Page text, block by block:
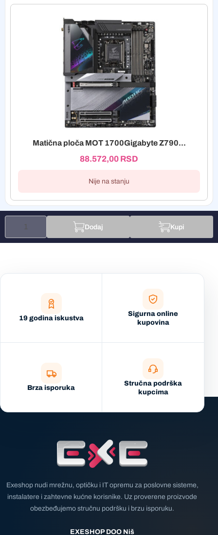
Matična ploča MOT 1700Gigabyte Z790...
88.572,00 RSD
Nije na stanju
Dodaj Kupi
19 godina iskustva
Sigurna online
kupovina
Brza isporuka
Stručna podrška
kupcima
Exeshop nudi mrežnu, optičku i IT opremu za poslovne sisteme,
instalatere i zahtevne kućne korisnike. Uz proverene proizvode
obezbeđujemo stručnu podršku i brzu isporuku.
EXESHOP DOO Niš